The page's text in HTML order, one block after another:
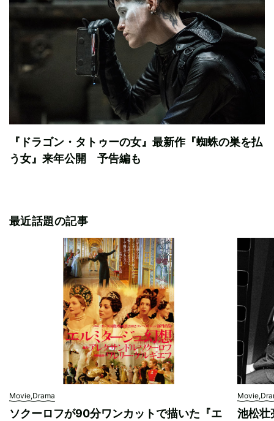
『ドラゴン・タトゥーの女』最新作『蜘蛛の巣を払
う女』来年公開 予告編も
最近話題の記事
Movie,Drama
ソクーロフが90分ワンカットで描いた『エ
池松壮